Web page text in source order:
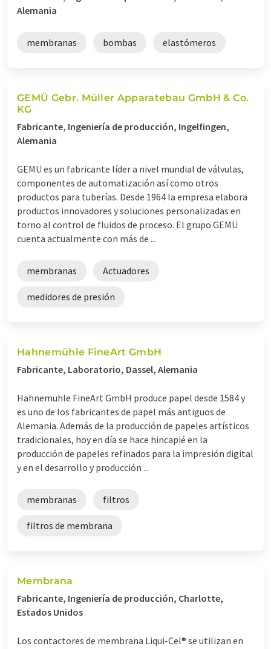
Alemania
membranas bombas elastómeros
GEMÜ Gebr. Müller Apparatebau GmbH & Co.
KG
Fabricante, Ingeniería de producción, Ingelfingen,
Alemania
GEMÜ es un fabricante líder a nivel mundial de válvulas,
componentes de automatización así como otros
productos para tuberías. Desde 1964 la empresa elabora
productos innovadores y soluciones personalizadas en
torno al control de fluidos de proceso. El grupo GEMÜ
cuenta actualmente con más de ...
membranas Actuadores
medidores de presión
Hahnemühle FineArt GmbH
Fabricante, Laboratorio, Dassel, Alemania
Hahnemühle FineArt GmbH produce papel desde 1584 y
es uno de los fabricantes de papel más antiguos de
Alemania. Además de la producción de papeles artísticos
tradicionales, hoy en día se hace hincapié en la
producción de papeles refinados para la impresión digital
y en el desarrollo y producción ...
membranas filtros
filtros de membrana
Membrana
Fabricante, Ingeniería de producción, Charlotte,
Estados Unidos
Los contactores de membrana Liqui-Cel® se utilizan en